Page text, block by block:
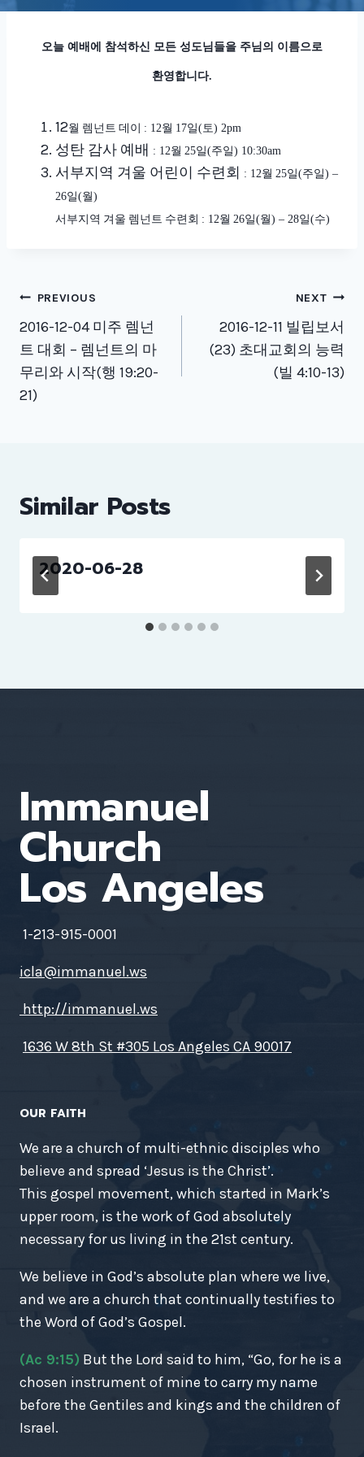
오늘 예배에 참석하신 모든 성도님들을 주님의 이름으로
환영합니다.
12월 렘넌트 데이 : 12월 17일(토) 2pm
성탄 감사 예배 : 12월 25일(주일) 10:30am
서부지역 겨울 어린이 수련회 : 12월 25일(주일) –
26일(월)
서부지역 겨울 렘넌트 수련회 : 12월 26일(월) – 28일(수)
Post
navigation
PREVIOUS
2016-12-04 미주 렘넌
트 대회 – 렘넌트의 마
무리와 시작(행 19:20-
21)
NEXT
2016-12-11 빌립보서
(23) 초대교회의 능력
(빌 4:10-13)
Similar Posts
2020-06-28
Immanuel
Church
Los Angeles
1-213-915-0001
icla@immanuel.ws
http://immanuel.ws
1636 W 8th St #305 Los Angeles CA 90017
OUR FAITH
We are a church of multi-ethnic disciples who
believe and spread ‘Jesus is the Christ’.
This gospel movement, which started in Mark’s
upper room, is the work of God absolutely
necessary for us living in the 21st century.
We believe in God’s absolute plan where we live,
and we are a church that continually testifies to
the Word of God’s Gospel.
(Ac 9:15) But the Lord said to him, “Go, for he is a
chosen instrument of mine to carry my name
before the Gentiles and kings and the children of
Israel.